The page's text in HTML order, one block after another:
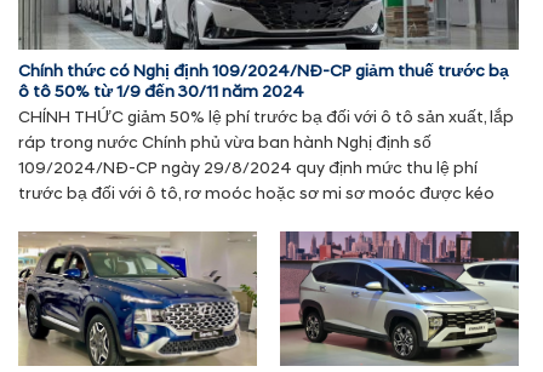
Chính thức có Nghị định 109/2024/NĐ-CP giảm thuế trước bạ
ô tô 50% từ 1/9 đến 30/11 năm 2024
CHÍNH THỨC giảm 50% lệ phí trước bạ đối với ô tô sản xuất, lắp
ráp trong nước Chính phủ vừa ban hành Nghị định số
109/2024/NĐ-CP ngày 29/8/2024 quy định mức thu lệ phí
trước bạ đối với ô tô, rơ moóc hoặc sơ mi sơ moóc được kéo